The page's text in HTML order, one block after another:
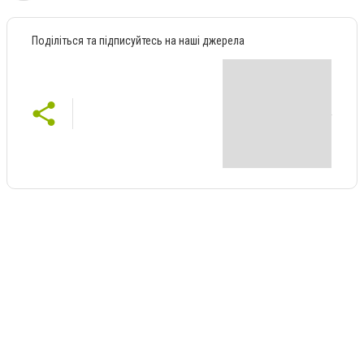
Поділіться та підписуйтесь на наші джерела